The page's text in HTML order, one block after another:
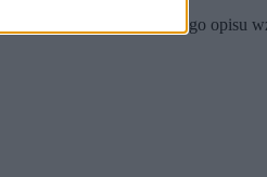
właśnie ostatni element tego opisu